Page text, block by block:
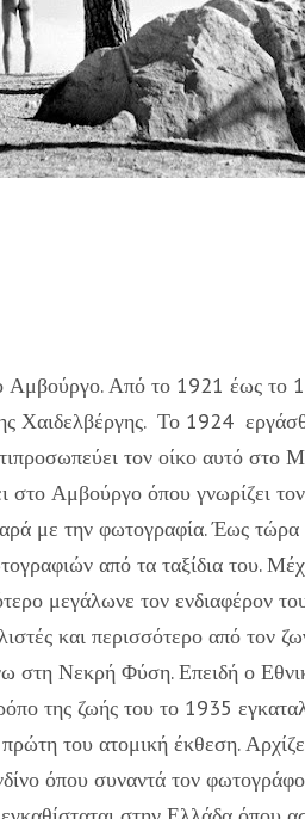
Από το 1921 έως το
Χαιδελβέργης. Το 1924
τον οίκο αυτό στο
στο Αμβούργο όπου γνωρίζει
με την φωτογραφία. Έως τώρα
από τα ταξίδια του.
μεγάλωνε τον ενδιαφέρον
και περισσότερο από τον
στη Νεκρή Φύση. Επειδή ο
της ζωής του το 1935
του ατομική έκθεση.
όπου συναντά τον